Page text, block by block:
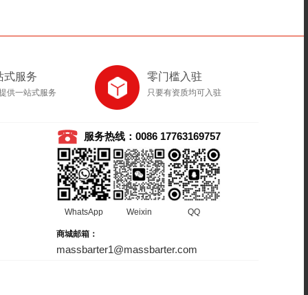
式服务
供一站式服务
零门槛入驻
只要有资质均可入驻
服务热线：0086 17763169757
WhatsApp Weixin QQ
商城邮箱：
massbarter1@massbarter.com